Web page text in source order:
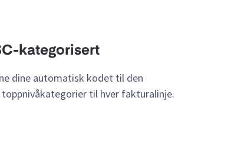
kategorisert
dine automatisk kodet til den
toppnivåkategorier til hver fakturalinje.